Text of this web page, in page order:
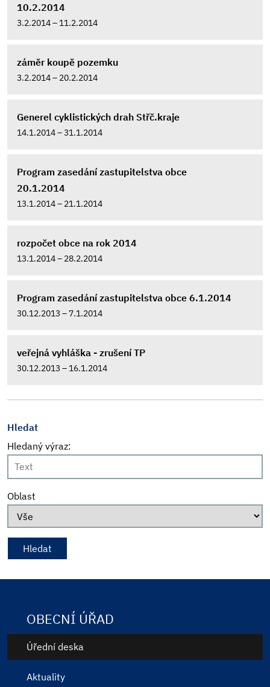
10.2.2014
3.2.2014 – 11.2.2014
záměr koupě pozemku
3.2.2014 – 20.2.2014
Generel cyklistických drah Střč.kraje
14.1.2014 – 31.1.2014
Program zasedání zastupitelstva obce
20.1.2014
13.1.2014 – 21.1.2014
rozpočet obce na rok 2014
13.1.2014 – 28.2.2014
Program zasedání zastupitelstva obce 6.1.2014
30.12.2013 – 7.1.2014
veřejná vyhláška - zrušení TP
30.12.2013 – 16.1.2014
Hledat
Hledaný výraz:
Oblast
OBECNÍ ÚŘAD
Úřední deska
Aktuality